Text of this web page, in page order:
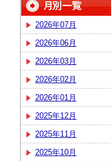
2026年07月
2026年06月
2026年03月
2026年02月
2026年01月
2025年12月
2025年11月
2025年10月